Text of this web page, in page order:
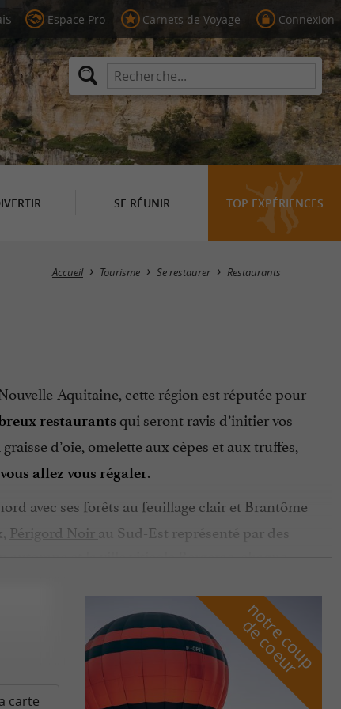
Espace Pro Carnets de Voyage Connexion
SE RÉUNIR TOP EXPÉRIENCES
Masquer la carte
Accueil Tourisme Se restaurer Restaurants
Aquitaine, cette région est réputée pour
restaurants qui seront ravis d’initier vos
d’oie, omelette aux cèpes et aux truffes,
vous allez vous régaler.
avec ses forêts au feuillage clair et Brantôme
Périgord Noir au Sud-Est représenté par des
et la ville viticole Bergerac, chaque
comme la noisette, la châtaigne, la truffe
le fromage rocamadour ou le cabécouau lait
servis avec desvins locaux
comme le
carte
n
o
t
r
e
c
o
u
p
d
e
c
o
e
u
r